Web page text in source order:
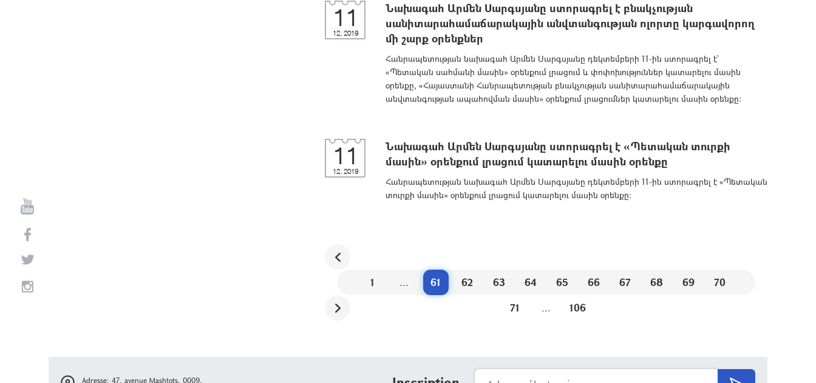
11
12, 2019
Նախագահ Արմեն Սարգսյանը ստորագրել է բնակչության
սանիտարահամաճարակային անվտանգության ոլորտը կարգավորող
մի շարք օրենքներ
Հանրապետության նախագահ Արմեն Սարգսյանը դեկտեմբերի 11-ին ստորագրել է`
«Պետական սահմանի մասին» օրենքում լրացում և փոփոխություններ կատարելու մասին
օրենքը, «Հայաստանի Հանրապետության բնակչության սանիտարահամաճարակային
անվտանգության ապահովման մասին» օրենքում լրացումներ կատարելու մասին օրենքը:
11
12, 2019
Նախագահ Արմեն Սարգսյանը ստորագրել է «Պետական տուրքի
մասին» օրենքում լրացում կատարելու մասին օրենքը
Հանրապետության նախագահ Արմեն Սարգսյանը դեկտեմբերի 11-ին ստորագրել է «Պետական
տուրքի մասին» օրենքում լրացում կատարելու մասին օրենքը:
1 ... 61 62 63 64 65 66 67 68 69
70
71
... 106
Adresse: 47, avenue Mashtots, 0009,